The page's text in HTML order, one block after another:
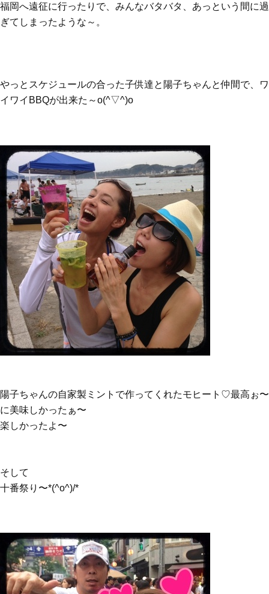
福岡へ遠征に行ったりで、みんなバタバタ、あっという間に過
ぎてしまったような～。
やっとスケジュールの合った子供達と陽子ちゃんと仲間で、ワ
イワイBBQが出来た～o(^▽^)o
陽子ちゃんの自家製ミントで作ってくれたモヒート♡最高ぉ〜
に美味しかったぁ〜
楽しかったよ〜
そして
十番祭り〜*(^o^)/*